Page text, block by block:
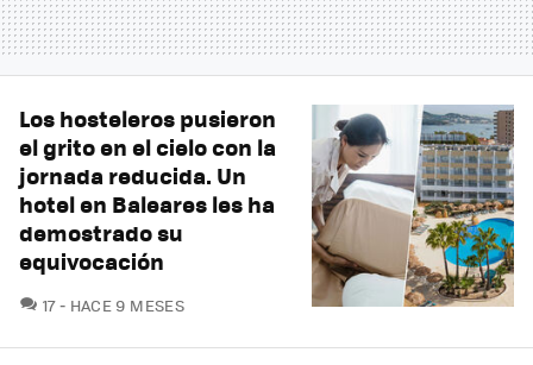
Los hosteleros pusieron
el grito en el cielo con la
jornada reducida. Un
hotel en Baleares les ha
demostrado su
equivocación
17COMENTARIOS
HACE 9 MESES